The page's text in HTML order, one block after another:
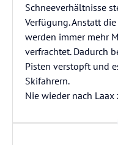
Schneeverhältnisse
Verfügung. Anstatt
werden immer mehr
verfrachtet. Dadurch
Pisten verstopft und
Skifahrern.
Nie wieder nach Laax